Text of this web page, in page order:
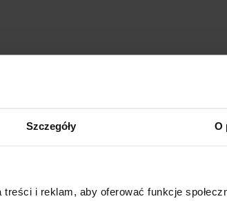
Szczegóły O
i reklam, aby oferować funkcje